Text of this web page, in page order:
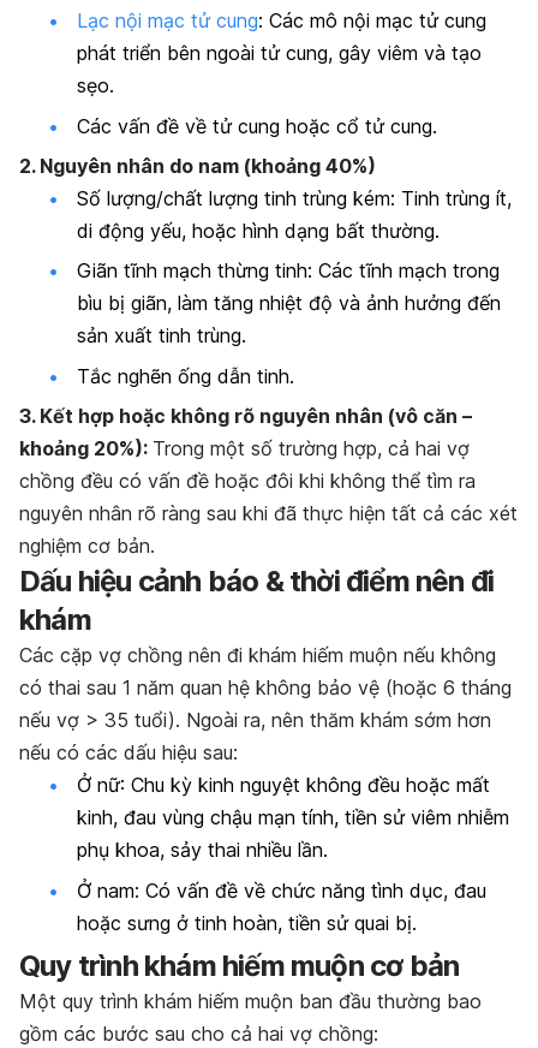
Lạc nội mạc tử cung: Các mô nội mạc tử cung
phát triển bên ngoài tử cung, gây viêm và tạo
sẹo.
Các vấn đề về tử cung hoặc cổ tử cung.
2. Nguyên nhân do nam (khoảng 40%)
Số lượng/chất lượng tinh trùng kém: Tinh trùng ít,
di động yếu, hoặc hình dạng bất thường.
Giãn tĩnh mạch thừng tinh: Các tĩnh mạch trong
bìu bị giãn, làm tăng nhiệt độ và ảnh hưởng đến
sản xuất tinh trùng.
Tắc nghẽn ống dẫn tinh.
3. Kết hợp hoặc không rõ nguyên nhân (vô căn –
khoảng 20%): Trong một số trường hợp, cả hai vợ
chồng đều có vấn đề hoặc đôi khi không thể tìm ra
nguyên nhân rõ ràng sau khi đã thực hiện tất cả các xét
nghiệm cơ bản.
Dấu hiệu cảnh báo & thời điểm nên đi
khám
Các cặp vợ chồng nên đi khám hiếm muộn nếu không
có thai sau 1 năm quan hệ không bảo vệ (hoặc 6 tháng
nếu vợ > 35 tuổi). Ngoài ra, nên thăm khám sớm hơn
nếu có các dấu hiệu sau:
Ở nữ: Chu kỳ kinh nguyệt không đều hoặc mất
kinh, đau vùng chậu mạn tính, tiền sử viêm nhiễm
phụ khoa, sảy thai nhiều lần.
Ở nam: Có vấn đề về chức năng tình dục, đau
hoặc sưng ở tinh hoàn, tiền sử quai bị.
Quy trình khám hiếm muộn cơ bản
Một quy trình khám hiếm muộn ban đầu thường bao
gồm các bước sau cho cả hai vợ chồng: